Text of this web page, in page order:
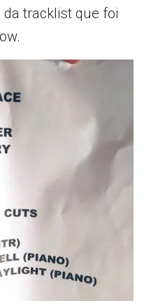
tracklist que foi